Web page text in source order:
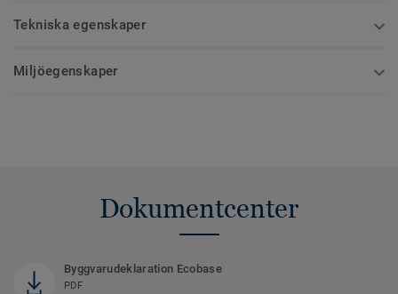
Tekniska egenskaper
Miljöegenskaper
Dokumentcenter
Byggvarudeklaration Ecobase
PDF